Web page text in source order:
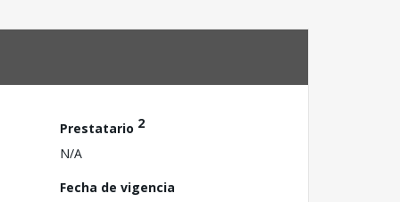
Prestatario 2
N/A
Fecha de vigencia